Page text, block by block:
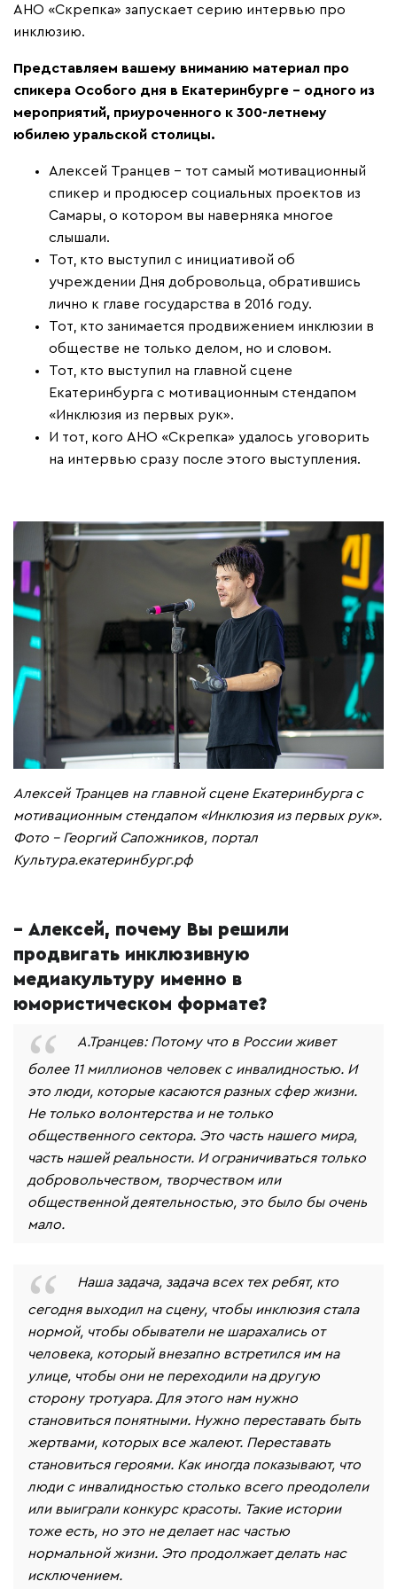
АНО «Скрепка» запускает серию интервью про
инклюзию.
Представляем вашему вниманию материал про
спикера Особого дня в Екатеринбурге – одного из
мероприятий, приуроченного к 300-летнему
юбилею уральской столицы.
Алексей Транцев – тот самый мотивационный
спикер и продюсер социальных проектов из
Самары, о котором вы наверняка многое
слышали.
Тот, кто выступил с инициативой об
учреждении Дня добровольца, обратившись
лично к главе государства в 2016 году.
Тот, кто занимается продвижением инклюзии в
обществе не только делом, но и словом.
Тот, кто выступил на главной сцене
Екатеринбурга с мотивационным стендапом
«Инклюзия из первых рук».
И тот, кого АНО «Скрепка» удалось уговорить
на интервью сразу после этого выступления.
Алексей Транцев на главной сцене Екатеринбурга с
мотивационным стендапом «Инклюзия из первых рук».
Фото - Георгий Сапожников, портал
Культура.екатеринбург.рф
– Алексей, почему Вы решили
продвигать инклюзивную
медиакультуру именно в
юмористическом формате?
А.Транцев: Потому что в России живет
более 11 миллионов человек с инвалидностью. И
это люди, которые касаются разных сфер жизни.
Не только волонтерства и не только
общественного сектора. Это часть нашего мира,
часть нашей реальности. И ограничиваться только
добровольчеством, творчеством или
общественной деятельностью, это было бы очень
мало.
Наша задача, задача всех тех ребят, кто
сегодня выходил на сцену, чтобы инклюзия стала
нормой, чтобы обыватели не шарахались от
человека, который внезапно встретился им на
улице, чтобы они не переходили на другую
сторону тротуара. Для этого нам нужно
становиться понятными. Нужно переставать быть
жертвами, которых все жалеют. Переставать
становиться героями. Как иногда показывают, что
люди с инвалидностью столько всего преодолели
или выиграли конкурс красоты. Такие истории
тоже есть, но это не делает нас частью
нормальной жизни. Это продолжает делать нас
исключением.